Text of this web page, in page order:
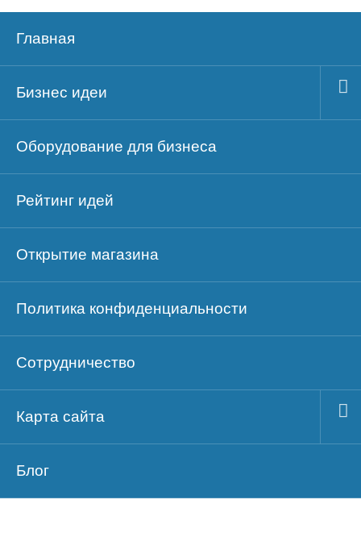
Главная
Бизнес идеи
Оборудование для бизнеса
Рейтинг идей
Открытие магазина
Политика конфиденциальности
Сотрудничество
Карта сайта
Блог